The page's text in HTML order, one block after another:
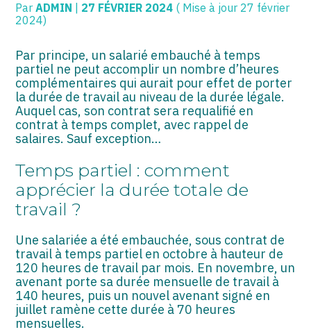
PROFESSIONS LIBÉRALES
PARTICULIERS
EXPATRIÉ NON RÉSIDANT
IMPATRIÉ / EXPATRIÉ
ASSOCIATIONS
START-UP
Construire votre patrimoine
électronique
ParADMIN 27 FÉVRIER 2024 ( Mise à jour 27 février
2024)
Par principe, un salarié embauché à temps
partiel ne peut accomplir un nombre d’heures
complémentaires qui aurait pour effet de porter
la durée de travail au niveau de la durée légale.
Auquel cas, son contrat sera requalifié en
contrat à temps complet, avec rappel de
salaires. Sauf exception…
Temps partiel : comment
apprécier la durée totale de
travail ?
Une salariée a été embauchée, sous contrat de
travail à temps partiel en octobre à hauteur de
120 heures de travail par mois. En novembre, un
avenant porte sa durée mensuelle de travail à
140 heures, puis un nouvel avenant signé en
juillet ramène cette durée à 70 heures
mensuelles.